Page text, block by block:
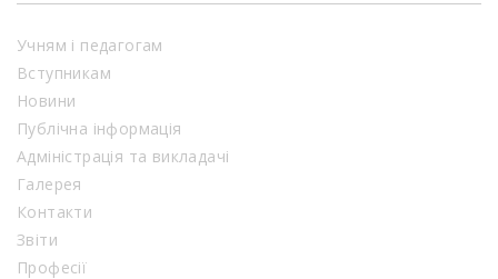
Учням і педагогам
Вступникам
Новини
Публічна інформація
Адміністрація та викладачі
Галерея
Контакти
Звіти
Професії